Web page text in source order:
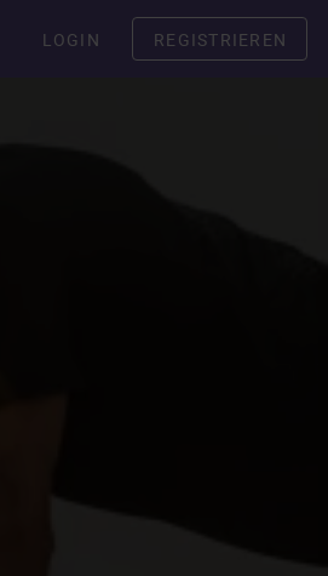
LOGIN REGISTRIEREN